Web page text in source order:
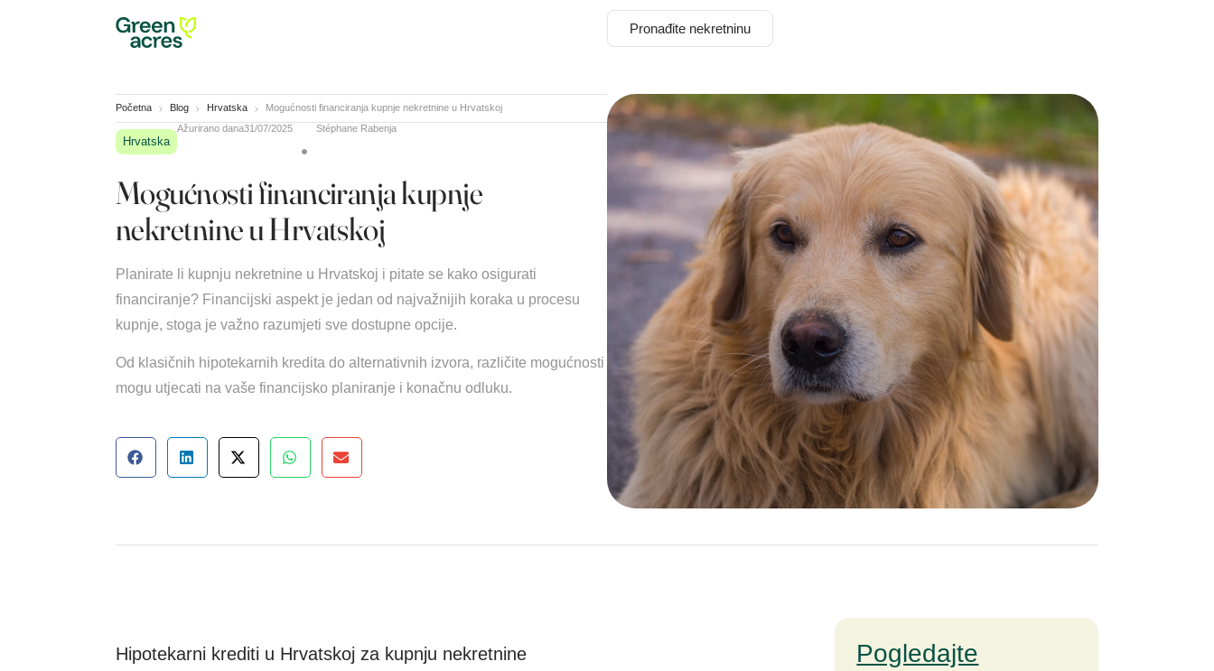
Pronađite nekretninu
Početna Blog Hrvatska Mogućnosti financiranja kupnje nekretnine u Hrvatskoj
Hrvatska
Ažurirano dana31/07/2025 Stéphane Rabenja
Mogućnosti financiranja kupnje
nekretnine u Hrvatskoj
Planirate li kupnju nekretnine u Hrvatskoj i pitate se kako osigurati
financiranje? Financijski aspekt je jedan od najvažnijih koraka u procesu
kupnje, stoga je važno razumjeti sve dostupne opcije.
Od klasičnih hipotekarnih kredita do alternativnih izvora, različite mogućnosti
mogu utjecati na vaše financijsko planiranje i konačnu odluku.
Hipotekarni krediti u Hrvatskoj za kupnju nekretnine
Pogledajte